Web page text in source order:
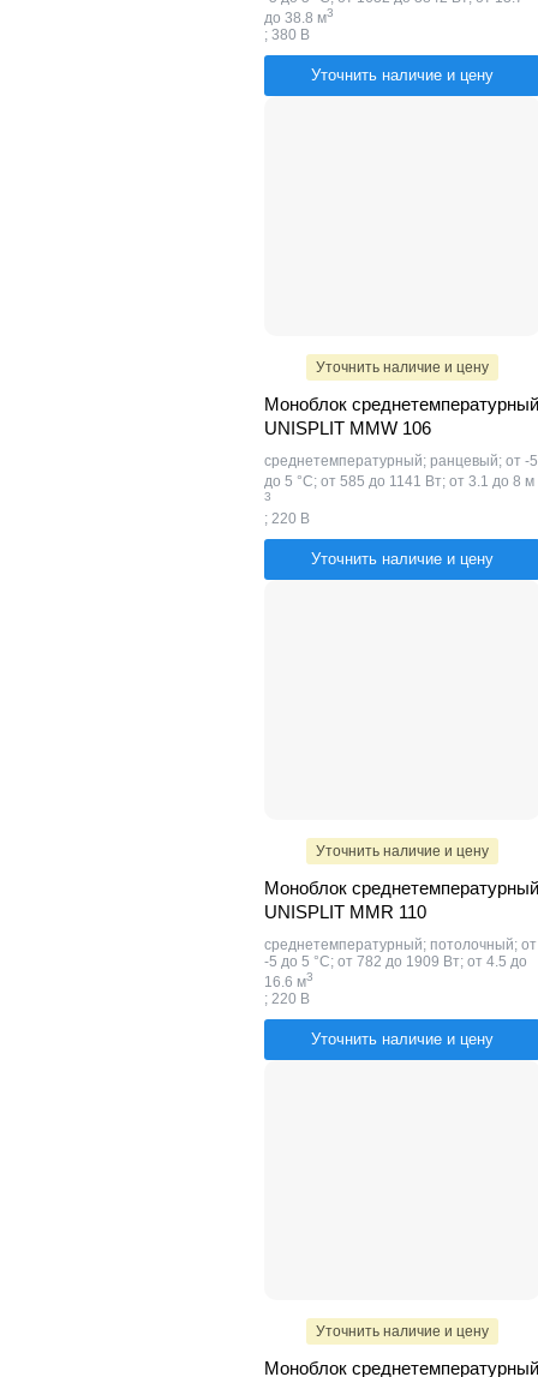
до 38.8 м​3
; 380 В
Уточнить наличие и цену
Уточнить наличие и цену
Моноблок среднетемпературный
UNISPLIT MMW 106
среднетемпературный; ранцевый; от -5
до 5 °C; от 585 до 1141 Вт; от 3.1 до 8 м
3
; 220 В
Уточнить наличие и цену
Уточнить наличие и цену
Моноблок среднетемпературный
UNISPLIT MMR 110
среднетемпературный; потолочный; от
-5 до 5 °C; от 782 до 1909 Вт; от 4.5 до
16.6 м​3
; 220 В
Уточнить наличие и цену
Уточнить наличие и цену
Моноблок среднетемпературный